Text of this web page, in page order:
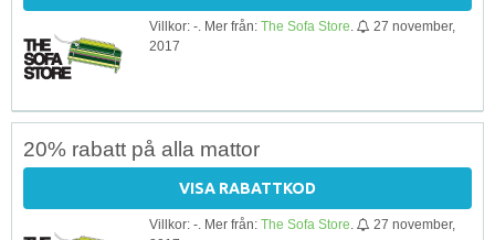
Villkor: -. Mer från: The Sofa Store
27 november,
2017
20% rabatt på alla mattor
VISA RABATTKOD
Villkor: -. Mer från: The Sofa Store
27 november,